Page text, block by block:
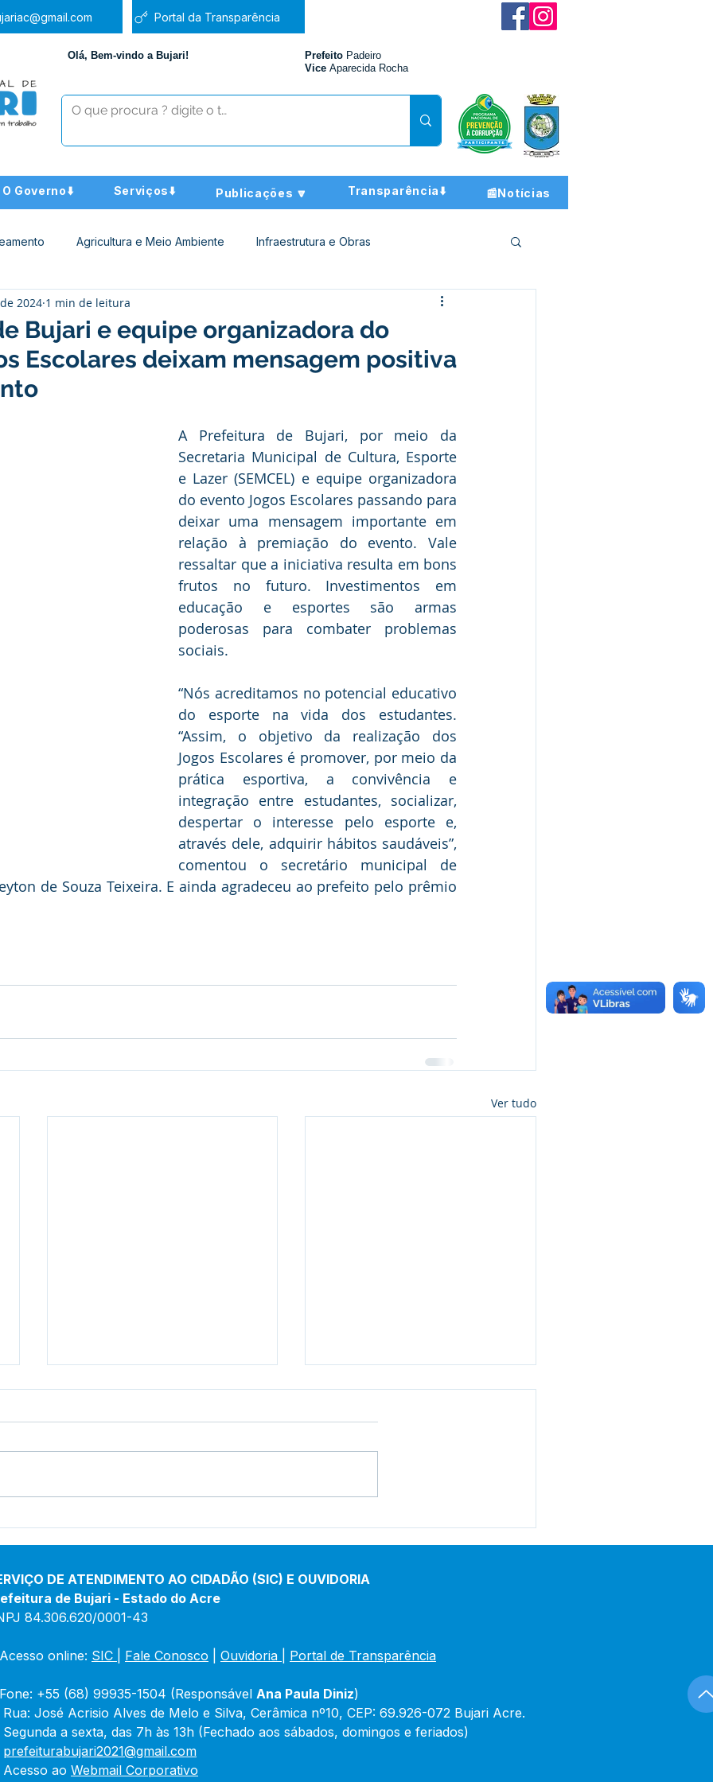
Portal da Transparência
Olá, Bem-vindo a Bujari! Prefeito Padeiro
Vice Aparecida Rocha
O Governo⬇️ Serviços⬇️ Publicações 🔽 Transparência⬇️ 📰Notícias
Agricultura e Meio Ambiente Infraestrutura e Obras
Assistência Social
Datas Comemorativas Vacinômetro Dengue
Emenda Parlamentar Comunidade Nota Pública
Defesa civil No gabinete Esporte Audiência Pública
Expo Bujari 2026
Bujari e equipe organizadora do
Escolares deixam mensagem positiva
2024 1 min de leitura
A Prefeitura de Bujari, por meio da
Secretaria Municipal de Cultura, Esporte
e Lazer (SEMCEL) e equipe organizadora
do evento Jogos Escolares passando para
deixar uma mensagem importante em
relação à premiação do evento. Vale
ressaltar que a iniciativa resulta em bons
frutos no futuro. Investimentos em
educação e esportes são armas
poderosas para combater problemas
sociais.
“Nós acreditamos no potencial educativo
do esporte na vida dos estudantes.
“Assim, o objetivo da realização dos
Jogos Escolares é promover, por meio da
prática esportiva, a convivência e
integração entre estudantes, socializar,
despertar o interesse pelo esporte e,
através dele, adquirir hábitos saudáveis”,
comentou o secretário municipal de
de Souza Teixeira. E ainda agradeceu ao prefeito pelo prêmio
Ver tudo
comunitário em Bujari ⚽🏆
campeonato de Motocross
acreano 🏍️🔥
DE ATENDIMENTO AO CIDADÃO (SIC) E OUVIDORIA
de Bujari - Estado do Acre
84.306.620/0001-43
online: SIC Fale Conosco Ouvidoria Portal de Transparência
+55 (68) 99935-1504 (Responsável Ana Paula Diniz)
Rua: José Acrisio Alves de Melo e Silva, Cerâmica nº10, CEP: 69.926-072 Bujari Acre.
Segunda a sexta, das 7h às 13h (Fechado aos sábados, domingos e feriados)
prefeiturabujari2021@gmail.com
Acesso ao Webmail Corporativo